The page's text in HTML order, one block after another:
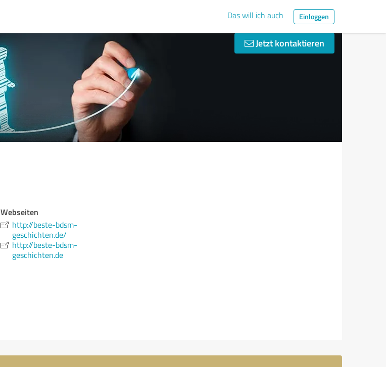
Das will ich auch Einloggen
Jetzt kontaktieren
Webseiten
http://beste-bdsm-
geschichten.de/
http://beste-bdsm-
geschichten.de